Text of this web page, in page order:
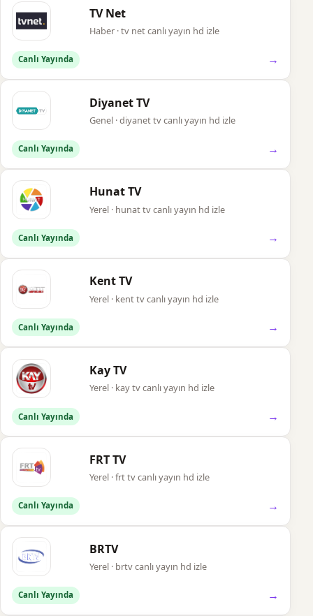
TV Net
Haber · tv net canlı yayın hd izle
Canlı Yayında →
Diyanet TV
Genel · diyanet tv canlı yayın hd izle
Canlı Yayında →
Hunat TV
Yerel · hunat tv canlı yayın hd izle
Canlı Yayında →
Kent TV
Yerel · kent tv canlı yayın hd izle
Canlı Yayında →
Kay TV
Yerel · kay tv canlı yayın hd izle
Canlı Yayında →
FRT TV
Yerel · frt tv canlı yayın hd izle
Canlı Yayında →
BRTV
Yerel · brtv canlı yayın hd izle
Canlı Yayında →